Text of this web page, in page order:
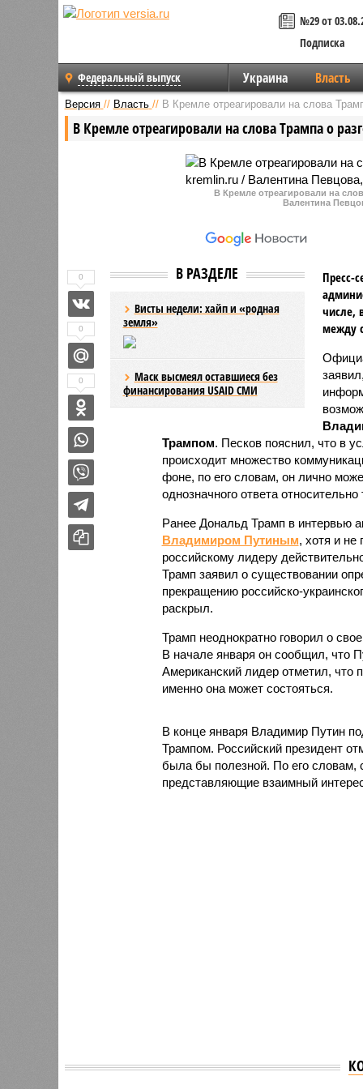
№29 от
Подписка
Федеральный выпуск Украина Власть
Версия // Власть // В Кремле отреагировали на слова
В Кремле отреагировали на слова Трампа о
В Кремле отреагировали на
Валентина
В РАЗДЕЛЕ
Висты недели: хайп и «родная
земля»
Маск высмеял оставшиеся без
финансирования USAID СМИ
Пресс-
числе,
между
Трампом. Песков пояснил, что в
происходит множество
фоне, по его словам, он лично
однозначного ответа
Ранее Дональд Трамп в интервью
Владимиром Путиным, хотя и не
российскому лидеру
Трамп заявил о существовании
прекращению российско-
раскрыл.
Трамп неоднократно говорил о
В начале января он сообщил, что
Американский лидер отметил, что
именно она может состояться.
В конце января Владимир Путин
Трампом. Российский президент
была бы полезной. По его словам,
представляющие взаимный
0
0
0